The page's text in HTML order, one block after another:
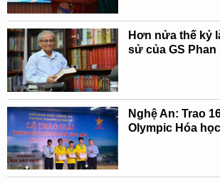
Hơn nửa thế kỷ
sử của GS Phan
Nghệ An: Trao
Olympic Hóa